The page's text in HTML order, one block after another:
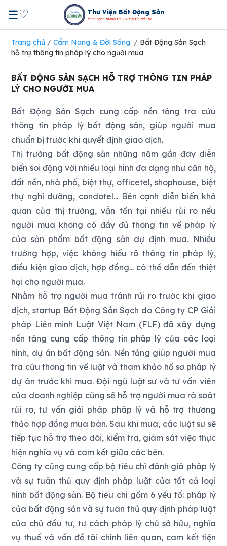
☰♡ Thư Viện Bất Động Sản
Minh bạch thông tin - Vững tin đầu tư
Trang chủ /Cẩm Nang & Đời Sống. / Bất Động Sản Sạch
hỗ trợ thông tin pháp lý cho người mua
BẤT ĐỘNG SẢN SẠCH HỖ TRỢ THÔNG TIN PHÁP
LÝ CHO NGƯỜI MUA
Bất Động Sản Sạch cung cấp nền tảng tra cứu
thông tin pháp lý bất động sản, giúp người mua
chuẩn bị trước khi quyết định giao dịch.
Thị trường bất động sản những năm gần đây diễn
biến sôi động với nhiều loại hình đa dạng như căn hộ,
đất nền, nhà phố, biệt thự, officetel, shophouse, biệt
thự nghỉ dưỡng, condotel... Bên cạnh diễn biến khả
quan của thị trường, vẫn tồn tại nhiều rủi ro nếu
người mua không có đầy đủ thông tin về pháp lý
của sản phẩm bất động sản dự định mua. Nhiều
trường hợp, việc không hiểu rõ thông tin pháp lý,
điều kiện giao dịch, hợp đồng... có thể dẫn đến thiệt
hại cho người mua.
Nhằm hỗ trợ người mua tránh rủi ro trước khi giao
dịch, startup Bất Động Sản Sạch do Công ty CP Giải
pháp Liên minh Luật Việt Nam (FLF) đã xây dựng
nền tảng cung cấp thông tin pháp lý của các loại
hình, dự án bất động sản. Nền tảng giúp người mua
tra cứu thông tin về luật và tham khảo hồ sơ pháp lý
dự án trước khi mua. Đội ngũ luật sư và tư vấn viên
của doanh nghiệp cũng sẽ hỗ trợ người mua rà soát
rủi ro, tư vấn giải pháp pháp lý và hỗ trợ thương
thảo hợp đồng mua bán. Sau khi mua, các luật sư sẽ
tiếp tục hỗ trợ theo dõi, kiểm tra, giám sát việc thực
hiện nghĩa vụ và cam kết giữa các bên.
Công ty cũng cung cấp bộ tiêu chí đánh giá pháp lý
và sự tuân thủ quy định pháp luật của tất cả loại
hình bất động sản. Bộ tiêu chí gồm 6 yếu tố: pháp lý
của bất động sản và sự tuân thủ quy định pháp luật
của chủ đầu tư, tư cách pháp lý chủ sở hữu, nghĩa
vụ thuế và vấn đề tài chính liên quan, cam kết tiện